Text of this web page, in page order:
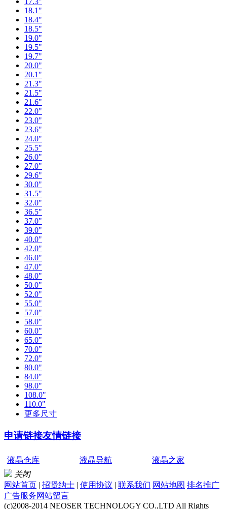
18.1"
18.4"
18.5"
19.0"
19.5"
19.7"
20.0"
20.1"
21.3"
21.5"
21.6"
22.0"
23.0"
23.6"
24.0"
25.5"
26.0"
27.0"
29.6"
30.0"
31.5"
32.0"
36.5"
37.0"
39.0"
40.0"
42.0"
46.0"
47.0"
48.0"
50.0"
52.0"
55.0"
57.0"
58.0"
60.0"
65.0"
70.0"
72.0"
80.0"
84.0"
98.0"
108.0"
110.0"
更多尺寸
申请链接友情链接
液晶仓库 液晶导航
液晶之家
关闭
网站首页 | 招贤纳士 | 使用协议 | 联系我们 网站地图 排名推广
广告服务网站留言
(c)2008-2014 NEOSER TECHNOLOGY CO.,LTD All Rights